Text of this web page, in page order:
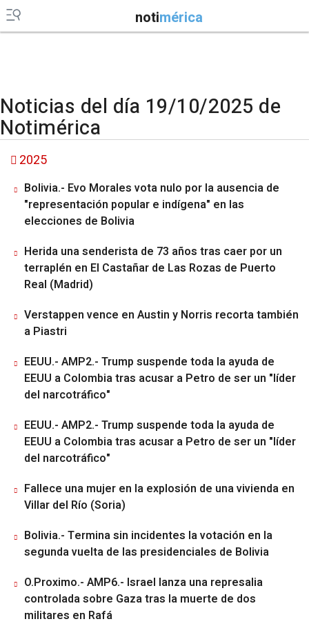
notimérica
Noticias del día 19/10/2025 de
Notimérica
2025
Bolivia.- Evo Morales vota nulo por la ausencia de
"representación popular e indígena" en las
elecciones de Bolivia
Herida una senderista de 73 años tras caer por un
terraplén en El Castañar de Las Rozas de Puerto
Real (Madrid)
Verstappen vence en Austin y Norris recorta también
a Piastri
EEUU.- AMP2.- Trump suspende toda la ayuda de
EEUU a Colombia tras acusar a Petro de ser un "líder
del narcotráfico"
EEUU.- AMP2.- Trump suspende toda la ayuda de
EEUU a Colombia tras acusar a Petro de ser un "líder
del narcotráfico"
Fallece una mujer en la explosión de una vivienda en
Villar del Río (Soria)
Bolivia.- Termina sin incidentes la votación en la
segunda vuelta de las presidenciales de Bolivia
O.Proximo.- AMP6.- Israel lanza una represalia
controlada sobre Gaza tras la muerte de dos
militares en Rafá